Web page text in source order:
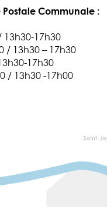
Postale Communale :
13h30-17h30
/ 13h30 – 17h30
17h30
/ 13h30 -17h00